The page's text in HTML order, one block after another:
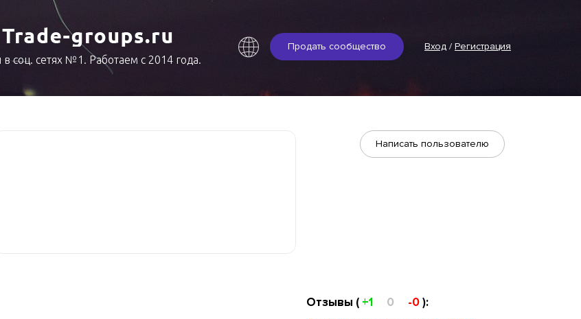
Продать сообщество Вход / Регистрация
соц. сетях №1. Работаем с 2014 года.
Написать пользователю
Отзывы ( +1 0 -0):